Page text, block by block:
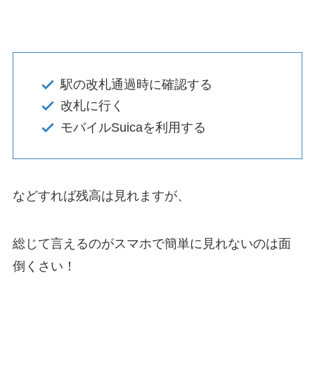
駅の改札通過時に確認する
改札に行く
モバイルSuicaを利用する
などすれば残高は見れますが、
総じて言えるのがスマホで簡単に見れないのは面
倒くさい！